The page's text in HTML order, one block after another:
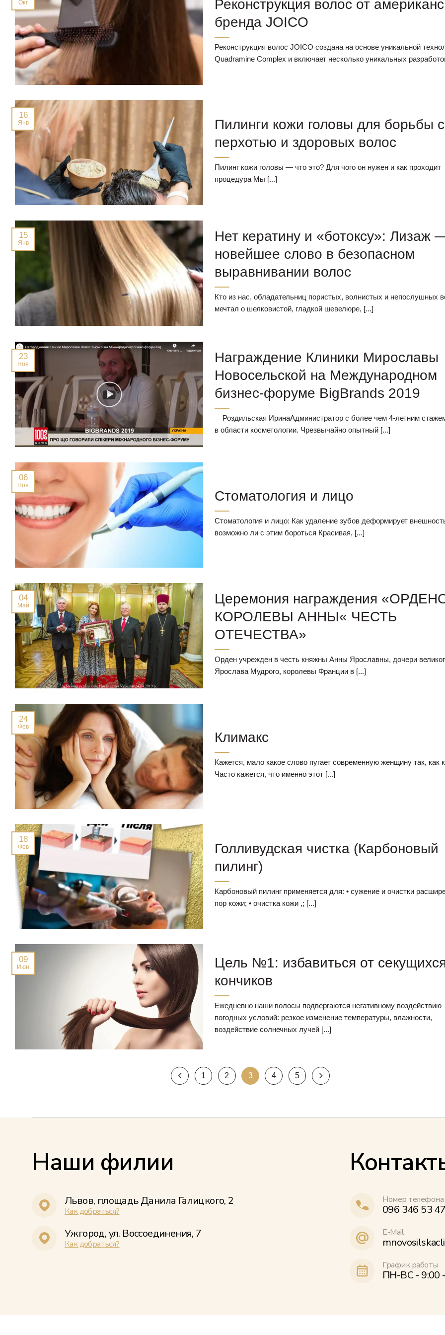
Дерматология
Инъекции красоты
Трихология
Трансплантация волос
Интимная пластика
Парикмахерские услуги
Подология
Лазерная эпиляция для мужчин
Реконструкция волос от
бренда JOICO
Реконструкция волос JOICO создана на основе уникальной
Quadramine Complex и включает несколько уникальных
Окт
Пилинги кожи головы для борьбы с
перхотью и здоровых волос
Пилинг кожи головы — что это? Для чого он нужен и как проходит
процедура Мы [...]
16
Янв
Нет кератину и «ботоксу»: Лизаж
новейшее слово в безопасном
выравнивании волос
Кто из нас, обладательниц пористых, волнистых и непослушных
мечтал о шелковистой, гладкой шевелюре, [...]
15
Янв
Награждение Клиники Мирославы
Новосельской на Международном
бизнес-форуме BigBrands 2019
Роздильская ИринаАдминистратор с более чем 4-летним
в области косметологии. Чрезвычайно опытный [...]
23
Ноя
Стоматология и лицо
Стоматология и лицо: Как удаление зубов деформирует
возможно ли с этим бороться Красивая, [...]
06
Ноя
Церемония награждения
КОРОЛЕВЫ АННЫ« ЧЕСТЬ
ОТЕЧЕСТВА»
Орден учрежден в честь княжны Анны Ярославны, дочери
Ярослава Мудрого, королевы Франции в [...]
04
Май
Климакс
Кажется, мало какое слово пугает современную женщину так, как
Часто кажется, что именно этот [...]
24
Фев
Голливудская чистка (Карбоновый
пилинг)
Карбоновый пилинг применяется для: • сужение и очистки
пор кожи; • очистка кожи ,; [...]
18
Фев
Цель №1: избавиться от
кончиков
Ежедневно наши волосы подвергаются негативному воздействию
погодных условий: резкое изменение температуры, влажности,
воздействие солнечных лучей [...]
09
Июн
1 2 3 4 5
Наши филии
Львов, площадь Данила Галицкого, 2
Как добраться?
Ужгород, ул. Воссоединения, 7
Как добраться?
Номер телефона
096 346 53 47
E-Mail
График работы
ПН-ВС - 9:00